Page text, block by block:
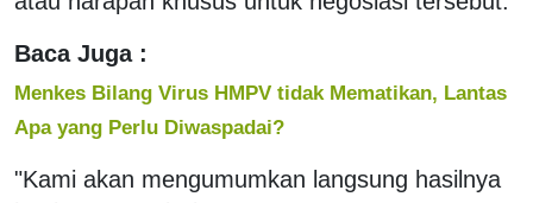
Baca Juga :
Menkes Bilang Virus HMPV tidak Mematikan, Lantas
Apa yang Perlu Diwaspadai?
"Kami akan mengumumkan langsung hasilnya